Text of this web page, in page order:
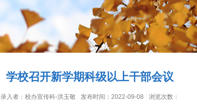
学校召开新学期科级以上干部会议
录入者：校办宣传科-洪玉敬 发布时间：2022-09-08 浏览次数：